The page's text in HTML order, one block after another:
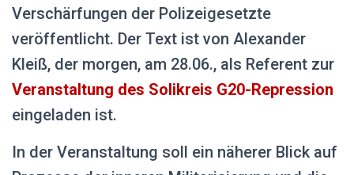
Verschärfungen der Polizeigesetzte
veröffentlicht. Der Text ist von Alexander
Kleiß, der morgen, am 28.06., als Referent zur
Veranstaltung des Solikreis G20-Repression
eingeladen ist.
In der Veranstaltung soll ein näherer Blick auf